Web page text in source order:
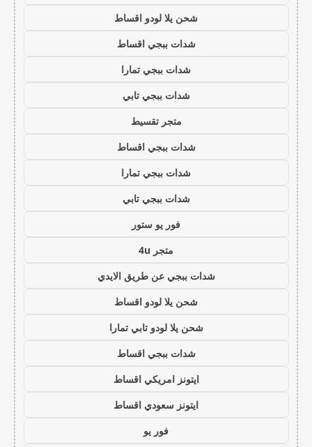
شحن يلا لودو اقساط
شدات ببجي اقساط
شدات ببجي تمارا
شدات ببجي تابي
متجر تقسيط
شدات ببجي اقساط
شدات ببجي تمارا
شدات ببجي تابي
فور يو ستور
متجر 4u
شدات ببجي عن طريق الايدي
شحن يلا لودو اقساط
شحن يلا لودو تابي تمارا
شدات ببجي اقساط
ايتونز امريكي اقساط
ايتونز سعودي اقساط
فور يو